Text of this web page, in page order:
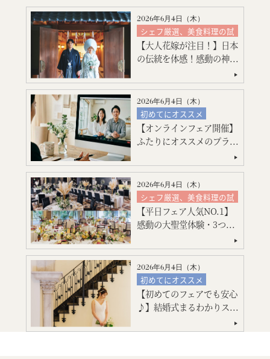
2026年6月4日（木）
シェフ厳選、美食料理の試
食
絶品スイーツ試食
特別限定プレゼント付
会場コーディネート
見積り相談会
引出物・婚礼アイテム紹介
ご宿泊のご予約・ご相談
【大人花嫁が注目！】日本
の伝統を体感！感動の神...
2026年6月4日（木）
初めてにオススメ
フォトウエディング
ご宿泊のご予約・ご相談
【オンラインフェア開催】
ふたりにオススメのプラ...
2026年6月4日（木）
シェフ厳選、美食料理の試
食
絶品スイーツ試食
特別限定プレゼント付
会場コーディネート
見積り相談会
【平日フェア人気NO.1】
感動の大聖堂体験・3つ...
2026年6月4日（木）
初めてにオススメ
会場コーディネート
マタニティ・お急ぎ婚相談
ご宿泊のご予約・ご相談
【初めてのフェアでも安心
♪】結婚式まるわかりス...